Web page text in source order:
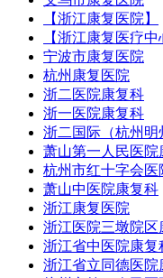
【浙江康复医院】
【浙江康复医疗中
宁波市康复医院
杭州康复医院
浙二医院康复科
浙一医院康复科
浙二国际（杭州
萧山第一人民医院
杭州市红十字会医
萧山中医院康复科
浙江康复医院
浙江医院三墩院区
浙江省中医院康复
浙江省立同德医院